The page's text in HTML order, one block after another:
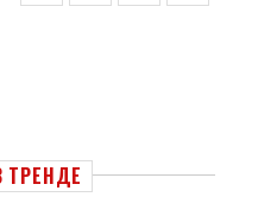
ТРЕНДЕ